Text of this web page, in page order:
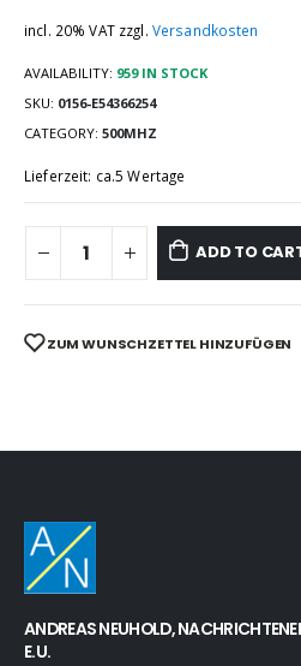
incl. 20% VAT zzgl. Versandkosten
AVAILABILITY: 959 IN STOCK
SKU: 0156-E54366254
CATEGORY: 500MHZ
Lieferzeit: ca.5 Wertage
ADD TO
ZUM WUNSCHZETTEL HINZUFÜGEN
ANDREAS NEUHOLD,
E.U.